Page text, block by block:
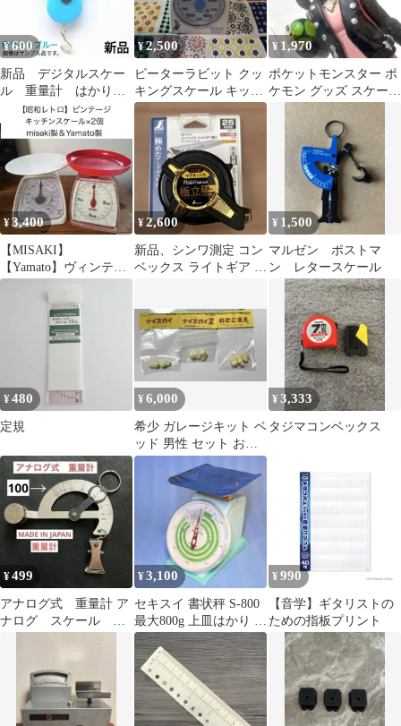
¥600
新品 デジタルスケー
ル 重量計 はかり
フック バックライト
付 ライトブルー
¥2,500
ピーターラビット クッ
キングスケール キッチ
ンスケール 料理用はか
り 昭和レトロ
¥ 1,970
ポケットモンスター ポ
ケモン グッズ スケール
ワールド フィギュア マ
¥3,400
【MISAKI】
【Yamato】ヴィンテー
ジ クッキングスケール
2 個セット
¥2,600
新品、シンワ測定 コン
ベックス ライトギア 極
¥ 1,500
マルゼン ポストマ
ン レタースケール
¥480
定規
¥6,000
希少 ガレージキット ベ
ッド 男性 セット おと
こまえ ナイスガイ
¥3,333
タジマコンベックス
¥499
アナログ式 重量計 ア
ナログ スケール 日
¥3,100
セキスイ 書状秤 S-800
最大800g 上皿はかり ス
ケール
¥ 990
【音学】ギタリストの
ための指板プリント